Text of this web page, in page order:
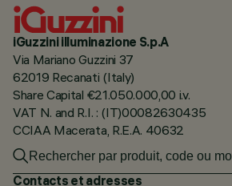
iGuzzini illuminazione S.p.A
Via Mariano Guzzini 37
62019 Recanati (Italy)
Share Capital €21.050.000,00 i.v.
VAT N. and R.I. : (IT)00082630435
CCIAA Macerata, R.E.A. 40632
Contacts et adresses